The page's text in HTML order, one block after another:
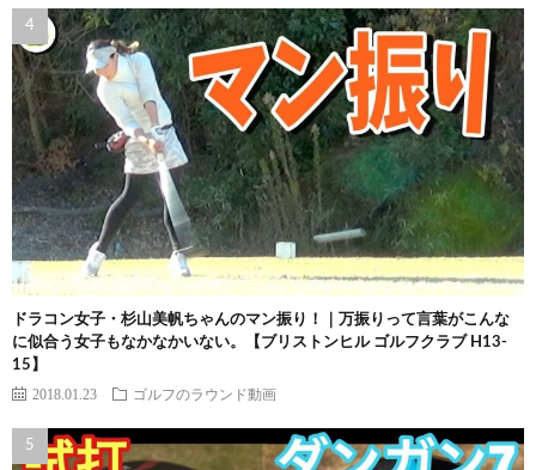
ドラコン女子・杉山美帆ちゃんのマン振り！｜万振りって言葉がこんな
に似合う女子もなかなかいない。【ブリストンヒル ゴルフクラブ H13-
15】
2018.01.23 ゴルフのラウンド動画